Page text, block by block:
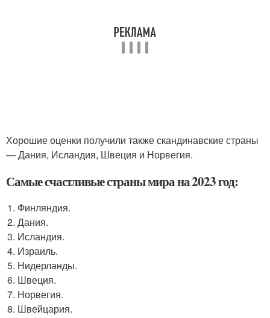
Хорошие оценки получили также скандинавские страны
— Дания, Исландия, Швеция и Норвегия.
Самые счастливые страны мира на 2023 год:
Финляндия.
Дания.
Исландия.
Израиль.
Нидерланды.
Швеция.
Норвегия.
Швейцария.